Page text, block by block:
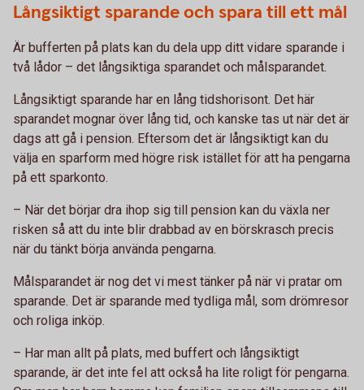
Långsiktigt sparande och spara till ett mål
Är bufferten på plats kan du dela upp ditt vidare sparande i
två lådor – det långsiktiga sparandet och målsparandet.
Långsiktigt sparande har en lång tidshorisont. Det här
sparandet mognar över lång tid, och kanske tas ut när det är
dags att gå i pension. Eftersom det är långsiktigt kan du
välja en sparform med högre risk istället för att ha pengarna
på ett sparkonto.
– När det börjar dra ihop sig till pension kan du växla ner
risken så att du inte blir drabbad av en börskrasch precis
när du tänkt börja använda pengarna.
Målsparandet är nog det vi mest tänker på när vi pratar om
sparande. Det är sparande med tydliga mål, som drömresor
och roliga inköp.
– Har man allt på plats, med buffert och långsiktigt
sparande, är det inte fel att också ha lite roligt för pengarna.